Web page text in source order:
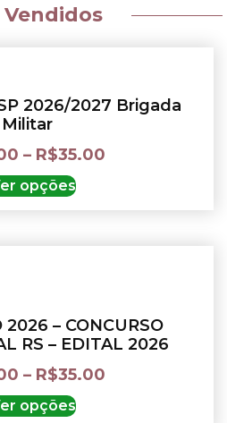
Vendidos
2026/2027 Brigada
Militar
– R$35.00
opções
2026 – CONCURSO
RS – EDITAL 2026
– R$35.00
opções